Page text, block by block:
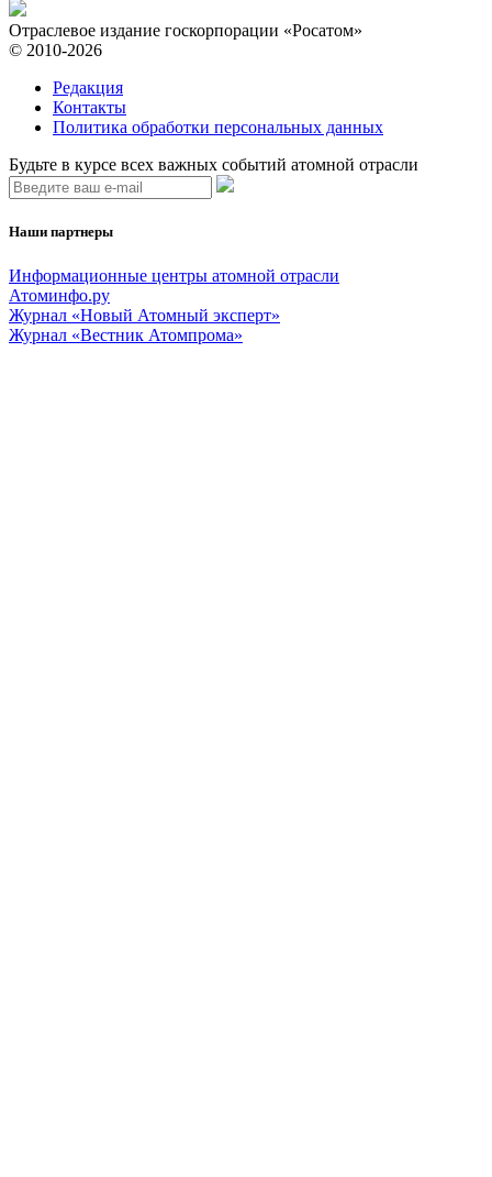
Отраслевое издание госкорпорации «Росатом»
© 2010-2026
Редакция
Контакты
Политика обработки персональных данных
Будьте в курсе всех важных событий атомной отрасли
Наши партнеры
Информационные центры атомной отрасли
Атоминфо.ру
Журнал «Новый Атомный эксперт»
Журнал «Вестник Атомпрома»